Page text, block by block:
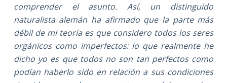
comprender el asunto. Así, un distinguido
naturalista alemán ha afirmado que la parte más
débil de mi teoría es que considero todos los seres
orgánicos como imperfectos: lo que realmente he
dicho yo es que todos no son tan perfectos como
podían haberlo sido en relación a sus condiciones